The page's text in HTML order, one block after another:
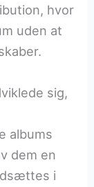
hvor
uden at
sig,
albums
dem en
i